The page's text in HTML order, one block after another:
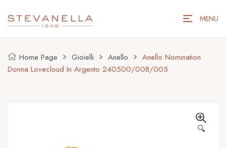
MENU
Home Page Gioielli Anello
Anello Nomination
Donna Lovecloud In Argento 240500/008/005
🔍